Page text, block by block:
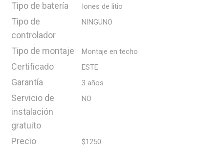
Tipo de batería Iones de litio
Tipo de
controlador
NINGUNO
Tipo de montaje Montaje en techo
Certificado ESTE
Garantía 3 años
Servicio de
instalación
gratuito
NO
Precio $1250